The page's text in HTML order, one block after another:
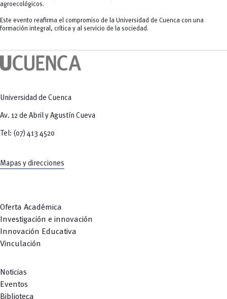
agroecológicos.
Este evento reafirma el compromiso de la Universidad de Cuenca con una
formación integral, crítica y al servicio de la sociedad.
Universidad de Cuenca
Av. 12 de Abril y Agustín Cueva
Tel: (07) 413 4520
Mapas y direcciones
Oferta Académica
Investigación e innovación
Innovación Educativa
Vinculación
Noticias
Eventos
Biblioteca